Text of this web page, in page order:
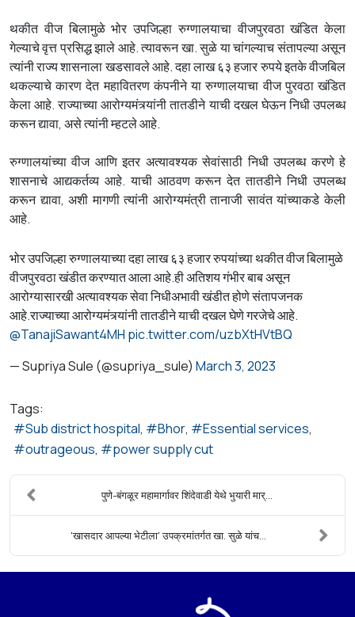
थकीत वीज बिलामुळे भोर उपजिल्हा रुग्णालयाचा वीजपुरवठा खंडित केला
गेल्याचे वृत्त प्रसिद्ध झाले आहे. त्यावरून खा. सुळे या चांगल्याच संतापल्या असून
त्यांनी राज्य शासनाला खडसावले आहे. दहा लाख ६३ हजार रुपये इतके वीजबिल
थकल्याचे कारण देत महावितरण कंपनीने या रुग्णालयाचा वीज पुरवठा खंडित
केला आहे. राज्याच्या आरोग्यमंत्र्यांनी तातडीने याची दखल घेऊन निधी उपलब्ध
करून द्यावा, असे त्यांनी म्हटले आहे.
रुग्णालयांच्या वीज आणि इतर अत्यावश्यक सेवांसाठी निधी उपलब्ध करणे हे
शासनाचे आद्यकर्तव्य आहे. याची आठवण करून देत तातडीने निधी उपलब्ध
करून द्यावा, अशी मागणी त्यांनी आरोग्यमंत्री तानाजी सावंत यांच्याकडे केली
आहे.
भोर उपजिल्हा रुग्णालयाच्या दहा लाख ६३ हजार रुपयांच्या थकीत वीज बिलामुळे
वीजपुरवठा खंडीत करण्यात आला आहे.ही अतिशय गंभीर बाब असून
आरोग्यासारखी अत्यावश्यक सेवा निधीअभावी खंडीत होणे संतापजनक
आहे.राज्याच्या आरोग्यमंत्र्यांनी तातडीने याची दखल घेणे गरजेचे आहे.
@TanajiSawant4MH pic.twitter.com/uzbXtHVtBQ
— Supriya Sule (@supriya_sule) March 3, 2023
Tags:
Sub district hospital
Bhor
Essential services
outrageous
power supply cut
पुणे-बंगळूर महामार्गावर शिंदेवाडी येथे भुयारी मार्...
'खासदार आपल्या भेटीला' उपक्रमांतर्गत खा. सुळे यांच...